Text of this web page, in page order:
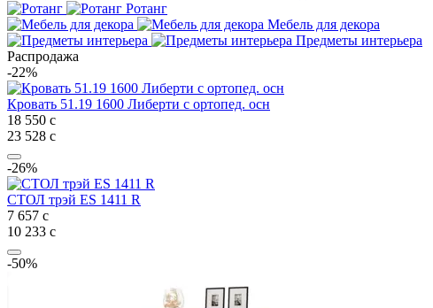
Ротанг
Мебель для декора
Предметы интерьера
Распродажа
-22%
Кровать 51.19 1600 Либерти с ортопед. осн
18 550 с
23 528 с
-26%
СТОЛ трэй ES 1411 R
7 657 с
10 233 с
-50%